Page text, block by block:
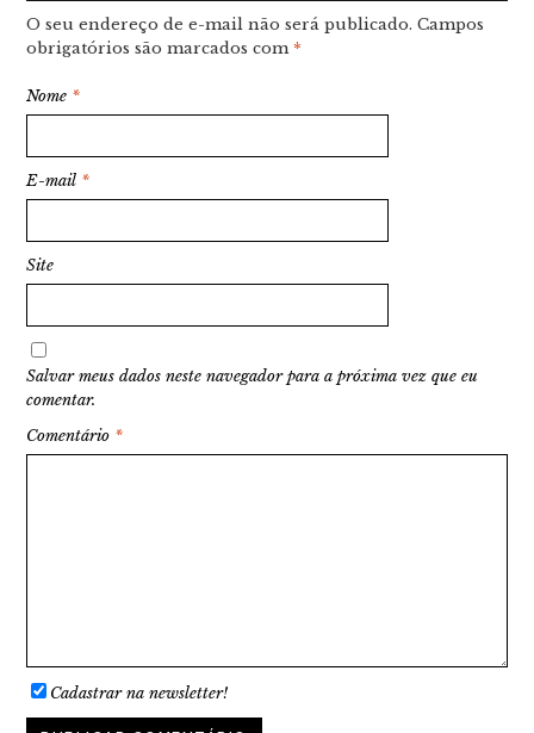
O seu endereço de e-mail não será publicado. Campos
obrigatórios são marcados com *
Nome *
E-mail *
Site
Salvar meus dados neste navegador para a próxima vez que eu
comentar.
Comentário *
Cadastrar na newsletter!